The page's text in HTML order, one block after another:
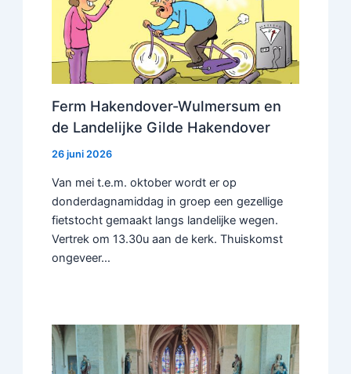
Ferm Hakendover-Wulmersum en
de Landelijke Gilde Hakendover
26 juni 2026
Van mei t.e.m. oktober wordt er op
donderdagnamiddag in groep een gezellige
fietstocht gemaakt langs landelijke wegen.
Vertrek om 13.30u aan de kerk. Thuiskomst
ongeveer…